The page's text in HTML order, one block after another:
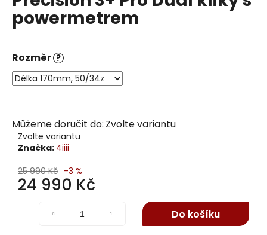
powermetrem
Rozměr ?
Můžeme doručit do: Zvolte variantu
Zvolte variantu
Značka: 4iiii
25 990 Kč –3 %
24 990 Kč
Do košíku
j
í
?
D
o
p